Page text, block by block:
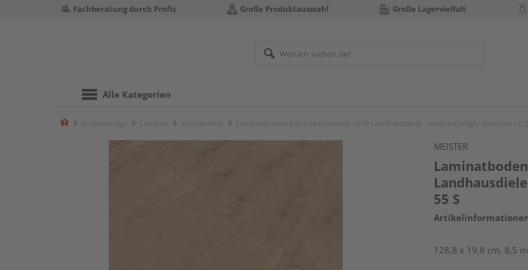
Fachberatung durch Profis Große Produktauswahl Große Lagervielfalt
Alle Kategorien
Home
MEISTER
55 S
128,8 x 19,8 cm, 8,5